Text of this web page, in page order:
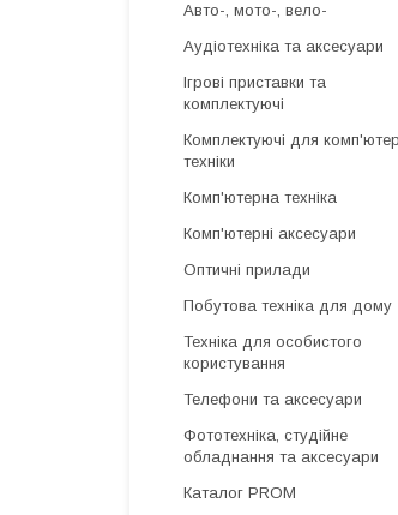
Авто-, мото-, вело-
Аудіотехніка та аксесуари
Ігрові приставки та
комплектуючі
Комплектуючі для
техніки
Комп'ютерна техніка
Комп'ютерні аксесуари
Оптичні прилади
Побутова техніка для дому
Техніка для особистого
користування
Телефони та аксесуари
Фототехніка, студійне
обладнання та аксесуари
Каталог PROM